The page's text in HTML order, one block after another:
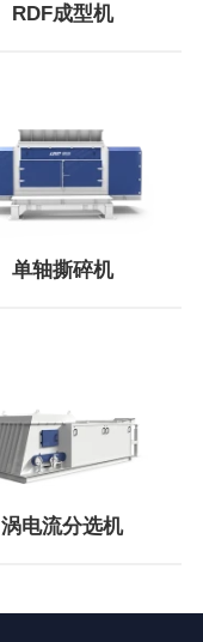
RDF成型机
单轴撕碎机
涡电流分选机